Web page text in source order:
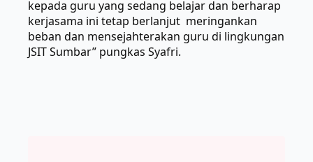
kepada guru yang sedang belajar dan berharap
kerjasama ini tetap berlanjut meringankan
beban dan mensejahterakan guru di lingkungan
JSIT Sumbar” pungkas Syafri.